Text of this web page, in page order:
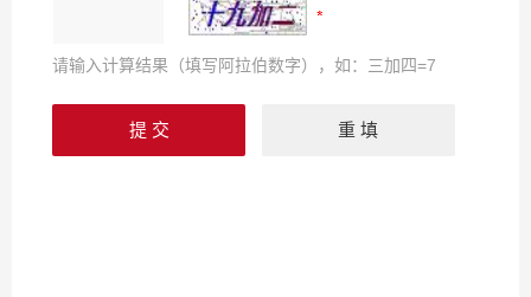
请输入计算结果（填写阿拉伯数字），如：三加四=7